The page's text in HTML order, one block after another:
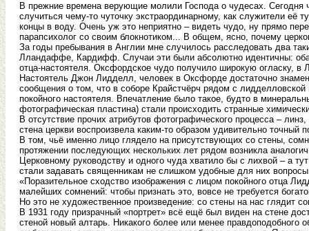
В прежние времена верующие молили Господа о чудесах. Сегодня
случиться чему-то чуточку экстраординарному, как служители
концы в воду. Очень уж это неприятно – видеть чудо, ну прямо
парапсихолог со своим блокнотиком... В общем, ясно, почему
За годы пребывания в Англии мне случилось расследовать два
Лландаффе, Кардифф. Случаи эти были абсолютно идентичны: оба
отца-настоятеля. Оксфордское чудо получило широкую огласку,
Настоятель Джон Лидделл, человек в Оксфорде достаточно
сообщения о том, что в соборе Крайстчёрч рядом с
покойного настоятеля. Впечатление было такое, будто в
фотографическая пластина) стали происходить странные
В отсутствие прочих атрибутов фотографического процесса –
стена церкви воспроизвела каким-то образом удивительно точный
В том, чьё именно лицо глядело на присутствующих со стены,
протяжении последующих нескольких лет рядом возникла
Церковному руководству и одного чуда хватило бы с лихвой – а
стали задавать священникам не слишком удобные для них
«Поразительное сходство изображения с лицом покойного отца
малейших сомнений: чтобы признать это, вовсе не требуется
Но это не художественное произведение: со стены на нас
В 1931 году призрачный «портрет» всё ещё был виден на стене
стеной новый алтарь. Никакого более или менее